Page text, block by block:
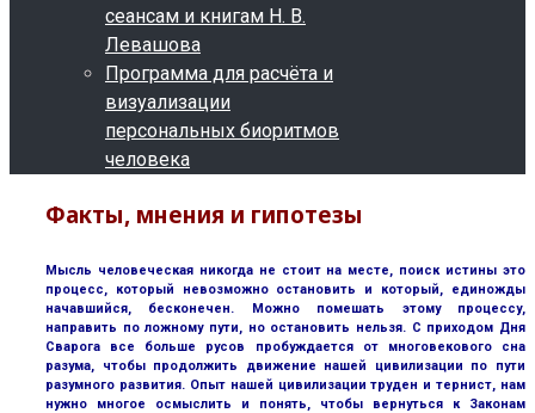
сеансам и книгам Н. В.
Левашова
Программа для расчёта и
визуализации
персональных биоритмов
человека
Факты, мнения и гипотезы
Мысль человеческая никогда не стоит на месте, поиск истины это
процесс, который невозможно остановить и который, единожды
начавшийся, бесконечен. Можно помешать этому процессу,
направить по ложному пути, но остановить нельзя. С приходом Дня
Сварога все больше русов пробуждается от многовекового сна
разума, чтобы продолжить движение нашей цивилизации по пути
разумного развития. Опыт нашей цивилизации труден и тернист, нам
нужно многое осмыслить и понять, чтобы вернуться к Законам